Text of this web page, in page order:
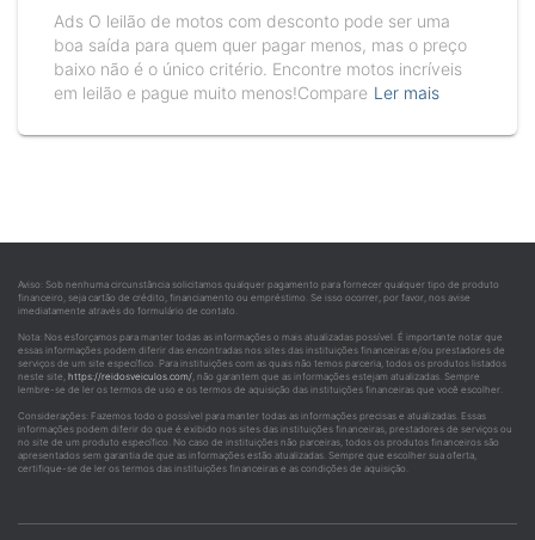
Ads O leilão de motos com desconto pode ser uma
boa saída para quem quer pagar menos, mas o preço
baixo não é o único critério. Encontre motos incríveis
em leilão e pague muito menos!Compare Ler mais
Aviso: Sob nenhuma circunstância solicitamos qualquer pagamento para fornecer qualquer tipo de produto
financeiro, seja cartão de crédito, financiamento ou empréstimo. Se isso ocorrer, por favor, nos avise
imediatamente através do formulário de contato.
Nota: Nos esforçamos para manter todas as informações o mais atualizadas possível. É importante notar que
essas informações podem diferir das encontradas nos sites das instituições financeiras e/ou prestadores de
serviços de um site específico. Para instituições com as quais não temos parceria, todos os produtos listados
neste site, https://reidosveiculos.com/, não garantem que as informações estejam atualizadas. Sempre
lembre-se de ler os termos de uso e os termos de aquisição das instituições financeiras que você escolher.
Considerações: Fazemos todo o possível para manter todas as informações precisas e atualizadas. Essas
informações podem diferir do que é exibido nos sites das instituições financeiras, prestadores de serviços ou
no site de um produto específico. No caso de instituições não parceiras, todos os produtos financeiros são
apresentados sem garantia de que as informações estão atualizadas. Sempre que escolher sua oferta,
certifique-se de ler os termos das instituições financeiras e as condições de aquisição.